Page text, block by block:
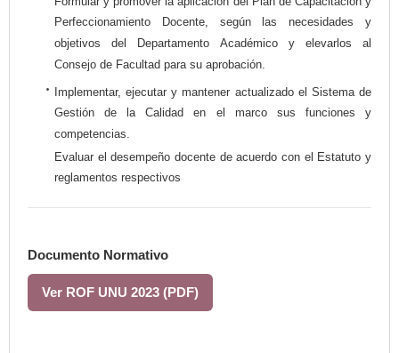
Perfeccionamiento Docente, según las necesidades y
objetivos del Departamento Académico y elevarlos al
Consejo de Facultad para su aprobación.
Implementar, ejecutar y mantener actualizado el Sistema de
Gestión de la Calidad en el marco sus funciones y
competencias.
Evaluar el desempeño docente de acuerdo con el Estatuto y
reglamentos respectivos
Documento Normativo
Ver ROF UNU 2023 (PDF)